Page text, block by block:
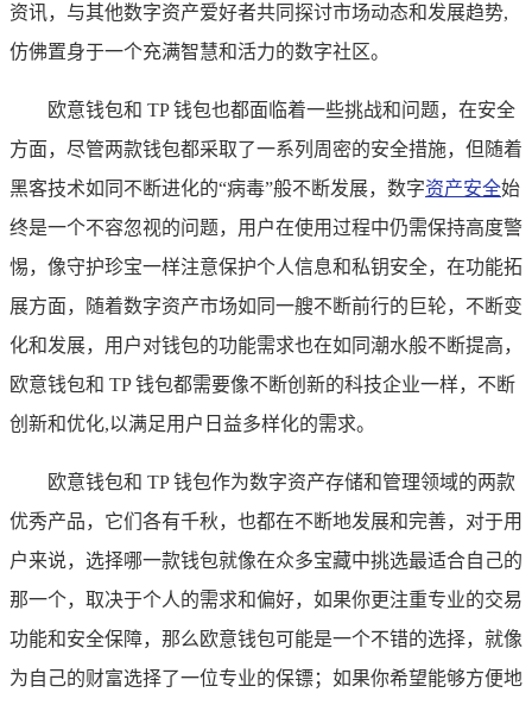
资讯，与其他数字资产爱好者共同探讨市场动态和发展趋势,
仿佛置身于一个充满智慧和活力的数字社区。
欧意钱包和 TP 钱包也都面临着一些挑战和问题，在安全
方面，尽管两款钱包都采取了一系列周密的安全措施，但随着
黑客技术如同不断进化的“病毒”般不断发展，数字资产安全始
终是一个不容忽视的问题，用户在使用过程中仍需保持高度警
惕，像守护珍宝一样注意保护个人信息和私钥安全，在功能拓
展方面，随着数字资产市场如同一艘不断前行的巨轮，不断变
化和发展，用户对钱包的功能需求也在如同潮水般不断提高，
欧意钱包和 TP 钱包都需要像不断创新的科技企业一样，不断
创新和优化,以满足用户日益多样化的需求。
欧意钱包和 TP 钱包作为数字资产存储和管理领域的两款
优秀产品，它们各有千秋，也都在不断地发展和完善，对于用
户来说，选择哪一款钱包就像在众多宝藏中挑选最适合自己的
那一个，取决于个人的需求和偏好，如果你更注重专业的交易
功能和安全保障，那么欧意钱包可能是一个不错的选择，就像
为自己的财富选择了一位专业的保镖；如果你希望能够方便地